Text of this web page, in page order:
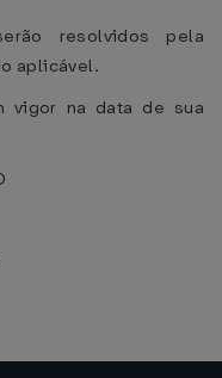
resolvidos pela
aplicável.
vigor na data de sua